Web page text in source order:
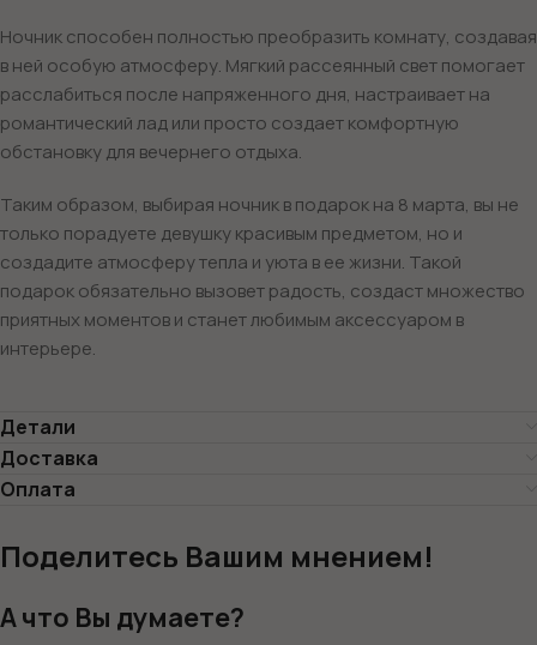
Ночник способен полностью преобразить комнату, создавая
в ней особую атмосферу. Мягкий рассеянный свет помогает
расслабиться после напряженного дня, настраивает на
романтический лад или просто создает комфортную
обстановку для вечернего отдыха.
Таким образом, выбирая ночник в подарок на 8 марта, вы не
только порадуете девушку красивым предметом, но и
создадите атмосферу тепла и уюта в ее жизни. Такой
подарок обязательно вызовет радость, создаст множество
приятных моментов и станет любимым аксессуаром в
интерьере.
Детали
Доставка
Оплата
Поделитесь Вашим мнением!
А что Вы думаете?